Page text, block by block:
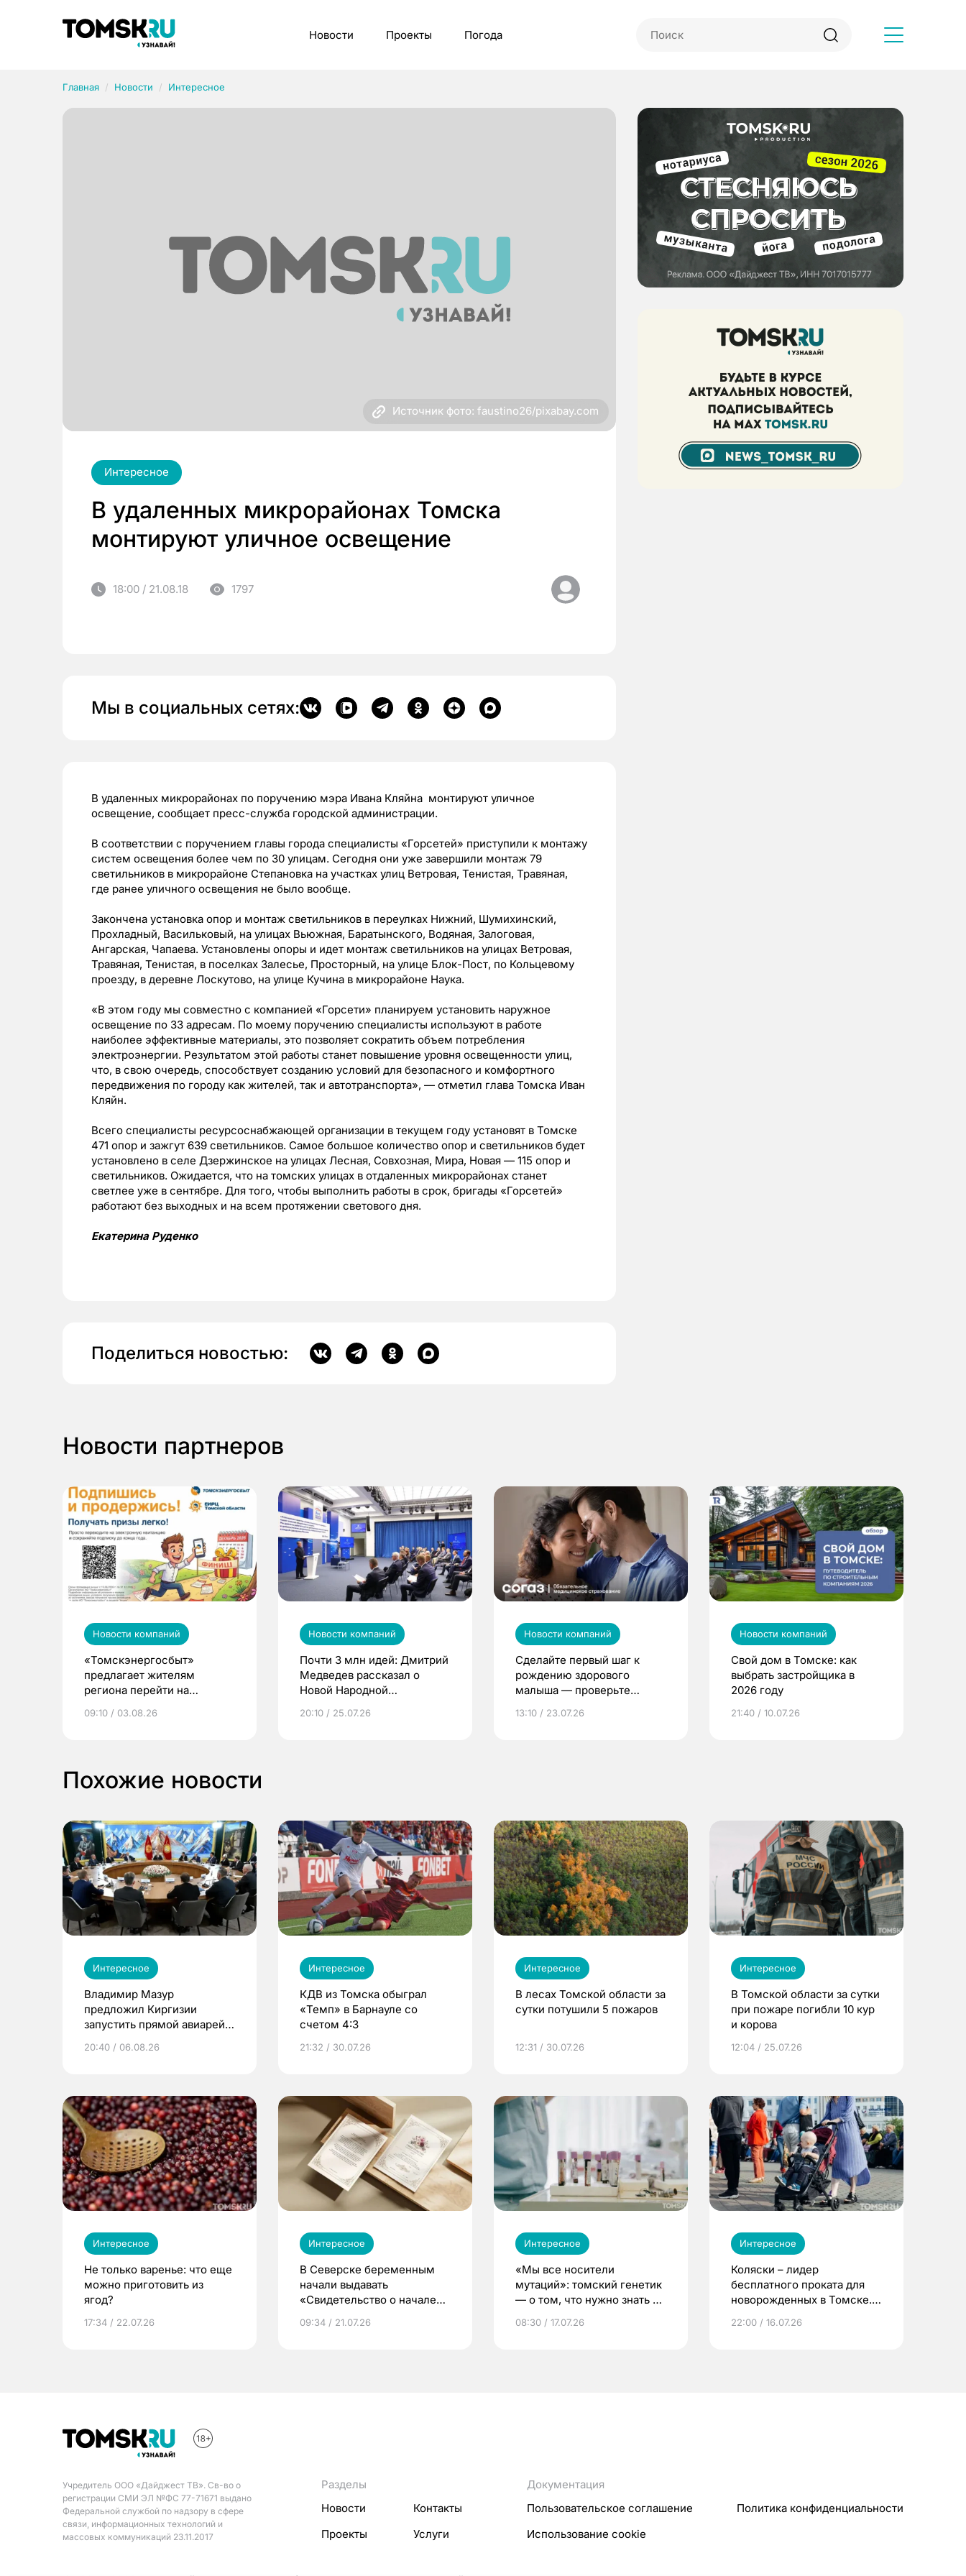
Новости Проекты Погода
Главная Новости Интересное
Источник фото: faustino26/pixabay.com
Интересное
В удаленных микрорайонах Томска
монтируют уличное освещение
18:00 / 21.08.18 1797
Мы в социальных сетях:
В удаленных микрорайонах по поручению мэра Ивана Кляйна монтируют уличное
освещение, сообщает пресс-служба городской администрации.
В соответствии с поручением главы города специалисты «Горсетей» приступили к монтажу
систем освещения более чем по 30 улицам. Сегодня они уже завершили монтаж 79
светильников в микрорайоне Степановка на участках улиц Ветровая, Тенистая, Травяная,
где ранее уличного освещения не было вообще.
Закончена установка опор и монтаж светильников в переулках Нижний, Шумихинский,
Прохладный, Васильковый, на улицах Вьюжная, Баратынского, Водяная, Залоговая,
Ангарская, Чапаева. Установлены опоры и идет монтаж светильников на улицах Ветровая,
Травяная, Тенистая, в поселках Залесье, Просторный, на улице Блок-Пост, по Кольцевому
проезду, в деревне Лоскутово, на улице Кучина в микрорайоне Наука.
«В этом году мы совместно с компанией «Горсети» планируем установить наружное
освещение по 33 адресам. По моему поручению специалисты используют в работе
наиболее эффективные материалы, это позволяет сократить объем потребления
электроэнергии. Результатом этой работы станет повышение уровня освещенности улиц,
что, в свою очередь, способствует созданию условий для безопасного и комфортного
передвижения по городу как жителей, так и автотранспорта», — отметил глава Томска Иван
Кляйн.
Всего специалисты ресурсоснабжающей организации в текущем году установят в Томске
471 опор и зажгут 639 светильников. Самое большое количество опор и светильников будет
установлено в селе Дзержинское на улицах Лесная, Совхозная, Мира, Новая — 115 опор и
светильников. Ожидается, что на томских улицах в отдаленных микрорайонах станет
светлее уже в сентябре. Для того, чтобы выполнить работы в срок, бригады «Горсетей»
работают без выходных и на всем протяжении светового дня.
Екатерина Руденко
Поделиться новостью:
Новости партнеров
Новости компаний
«Томскэнергосбыт»
предлагает жителям
региона перейти на
выиграть призы
09:10 / 03.08.26
Новости компаний
Почти 3 млн идей: Дмитрий
Медведев рассказал о
Новой Народной
20:10 / 25.07.26
Новости компаний
Сделайте первый шаг к
рождению здорового
малыша — проверьте
по ОМС!
13:10 / 23.07.26
Новости компаний
Свой дом в Томске: как
выбрать застройщика в
2026 году
21:40 / 10.07.26
Похожие новости
Интересное
Владимир Мазур
предложил Киргизии
запустить прямой авиарейс
20:40 / 06.08.26
Интересное
КДВ из Томска обыграл
«Темп» в Барнауле со
счетом 4:3
21:32 / 30.07.26
Интересное
В лесах Томской области за
сутки потушили 5 пожаров
12:31 / 30.07.26
Интересное
В Томской области за сутки
при пожаре погибли 10 кур
и корова
12:04 / 25.07.26
Интересное
Не только варенье: что еще
можно приготовить из
ягод?
17:34 / 22.07.26
Интересное
В Северске беременным
начали выдавать
«Свидетельство о начале
09:34 / 21.07.26
Интересное
«Мы все носители
мутаций»: томский генетик
— о том, что нужно знать до
08:30 / 17.07.26
Интересное
Коляски – лидер
бесплатного проката для
новорожденных в Томске.
22:00 / 16.07.26
Учредитель ООО «Дайджест ТВ». Св-во о
регистрации СМИ ЭЛ №ФС 77-71671 выдано
Федеральной службой по надзору в сфере
связи, информационных технологий и
массовых коммуникаций 23.11.2017
Разделы
Новости
Контакты
Проекты
Услуги
Документация
Пользовательское соглашение
Политика конфиденциальности
Использование cookie
Рубрики